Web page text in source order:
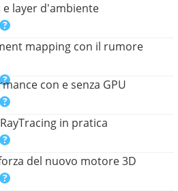
e layer d'ambiente
mapping con il rumore
con e senza GPU
in pratica
del nuovo motore 3D